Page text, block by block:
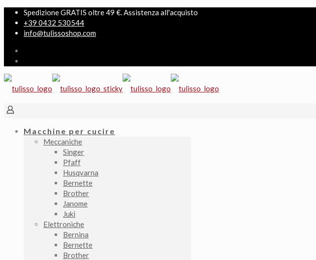
Spedizione GRATIS oltre 49 €. Assistenza all'acquisto
+39 0432 530544
info@tulissoshop.com
Macchine per cucire
Meccaniche
Singer
Pfaff
Husqvarna
Bernette
Brother
Janome
Juki
Elettroniche
Bernina
Bernette
Brother